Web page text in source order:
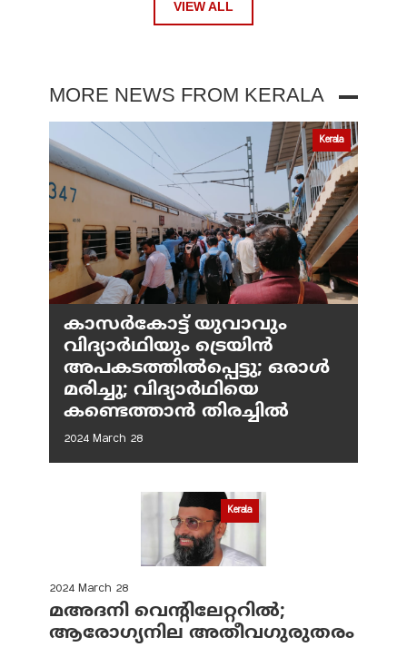
VIEW ALL
MORE NEWS FROM KERALA
Kerala
കാസർകോട്ട് യുവാവും
വിദ്യാർഥിയും ട്രെയിൻ
അപകടത്തിൽപ്പെട്ടു; ഒരാൾ
മരിച്ചു; വിദ്യാർഥിയെ
കണ്ടെത്താൻ തിരച്ചിൽ
2024 March 28
Kerala
2024 March 28
മഅദനി വെന്റിലേറ്ററിൽ;
ആരോഗ്യനില അതീവഗുരുതരം